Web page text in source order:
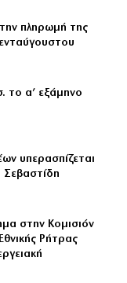
την πληρωμή της
το α’ εξάμηνο
υπερασπίζεται
στην Κομισιόν
Ρήτρας